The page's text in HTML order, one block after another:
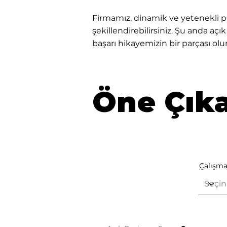
Firmamız, dinamik ve yetenekli
şekillendirebilirsiniz. Şu anda açık
başarı hikayemizin bir parçası
Öne